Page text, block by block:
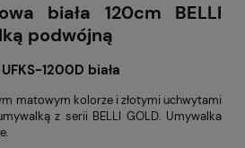
biała 120cm BELLI
podwójną
1200D biała
matowym kolorze i złotymi uchwytami
z serii BELLI GOLD. Umywalka